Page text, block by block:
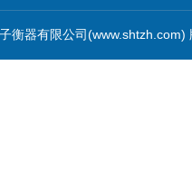
衡器有限公司(www.shtzh.com)